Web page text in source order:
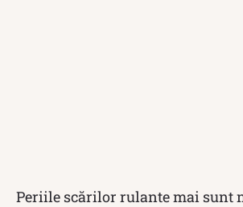
Periile scărilor rulante mai sunt